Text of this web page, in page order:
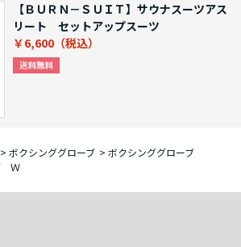
【ＢＵＲＮ－ＳＵＩＴ】サウナスーツアス
リート セットアップスーツ
￥6,600
> ボクシンググローブ > ボクシンググローブ
Ｗ